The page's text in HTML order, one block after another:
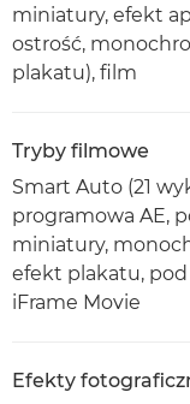
miniatury, efekt
ostrość,
plakatu), film
Tryby filmowe
Smart Auto (21
programowa AE,
miniatury,
efekt plakatu,
iFrame Movie
Efekty